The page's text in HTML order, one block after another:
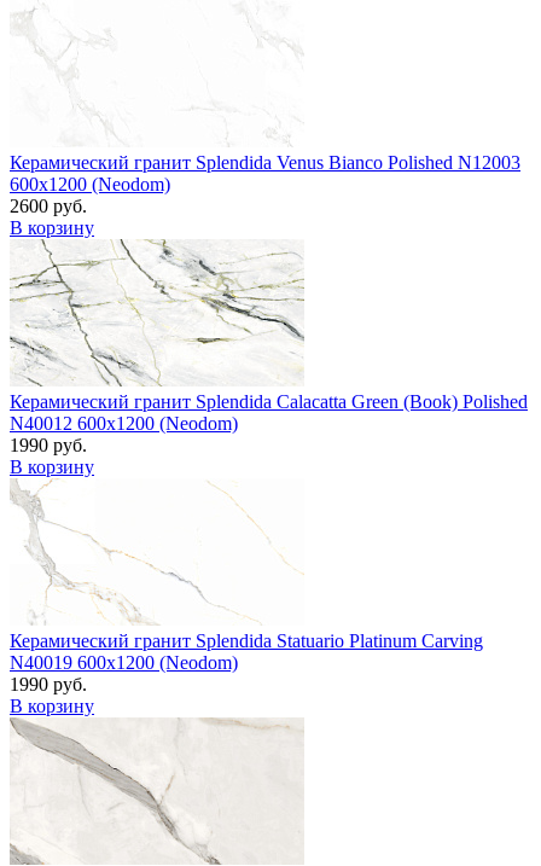
Керамический гранит Splendida Venus Bianco Polished N12003
600x1200 (Neodom)
2600 руб.
В корзину
Керамический гранит Splendida Calacatta Green (Book) Polished
N40012 600x1200 (Neodom)
1990 руб.
В корзину
Керамический гранит Splendida Statuario Platinum Carving
N40019 600x1200 (Neodom)
1990 руб.
В корзину